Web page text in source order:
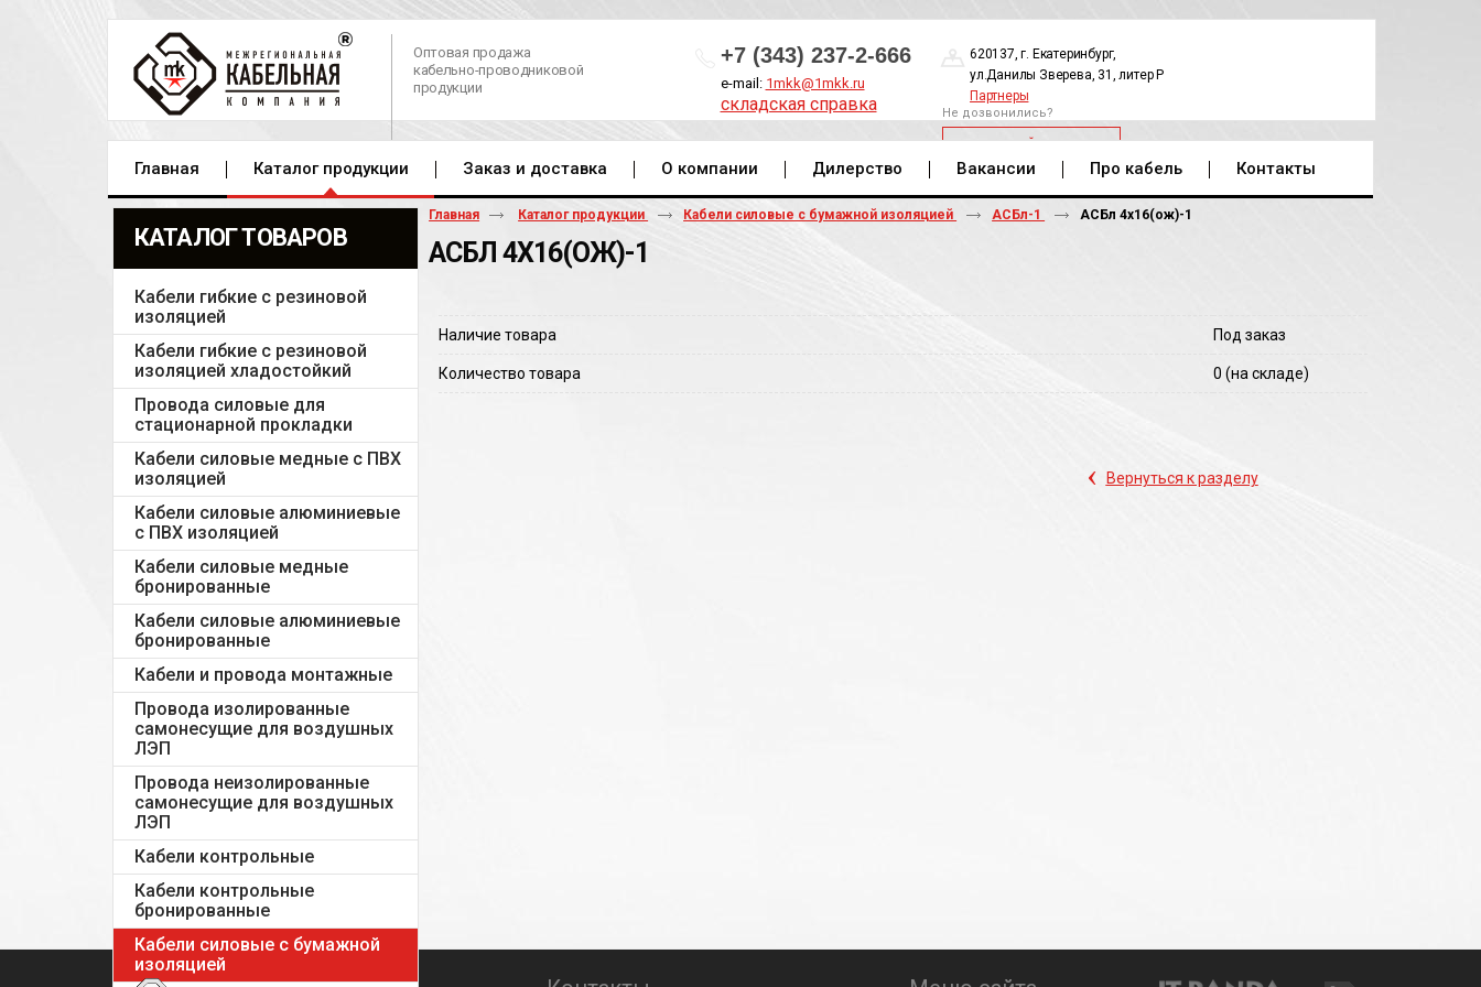
Оптовая продажа
кабельно-проводниковой
продукции
+7 (343) 237-2-666
e-mail: 1mkk@1mkk.ru
складская справка
620137, г. Екатеринбург,
ул.Данилы Зверева, 31, литер Р
Партнеры
Не дозвонились?
ОБРАТНЫЙ ЗВОНОК
Главная Каталог продукции Заказ и доставка О компании Дилерство Вакансии Про кабель Контакты
КАТАЛОГ ТОВАРОВ
Кабели гибкие с резиновой
изоляцией
Кабели гибкие с резиновой
изоляцией хладостойкий
Провода силовые для
стационарной прокладки
Кабели силовые медные с ПВХ
изоляцией
Кабели силовые алюминиевые
с ПВХ изоляцией
Кабели силовые медные
бронированные
Кабели силовые алюминиевые
бронированные
Кабели и провода монтажные
Провода изолированные
самонесущие для воздушных
ЛЭП
Провода неизолированные
самонесущие для воздушных
ЛЭП
Кабели контрольные
Кабели контрольные
бронированные
Кабели силовые с бумажной
изоляцией
Главная Каталог продукции Кабели силовые с бумажной изоляцией АСБл-1 АСБл 4х16(ож)-1
АСБЛ 4Х16(ОЖ)-1
Наличие товара Под заказ
Количество товара 0 (на складе)
‹ Вернуться к разделу